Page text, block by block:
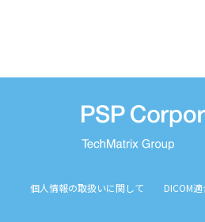
個人情報の取扱いに関して DICOM